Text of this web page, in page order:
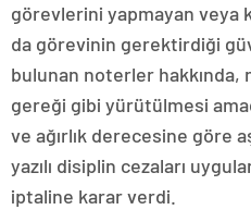
görevlerini yapmayan veya
da görevinin gerektirdiği
bulunan noterler
gereği gibi yürütülmesi
ve ağırlık derecesine göre
yazılı disiplin cezaları
iptaline karar verdi.